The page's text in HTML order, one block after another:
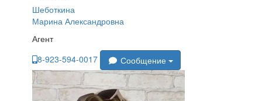
Шеботкина
Марина Александровна
Агент
8-923-594-0017
Сообщение